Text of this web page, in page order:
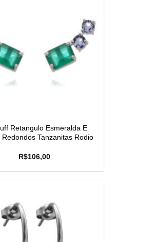
Retangulo Esmeralda E
Redondos Tanzanitas Rodio
R$106,00